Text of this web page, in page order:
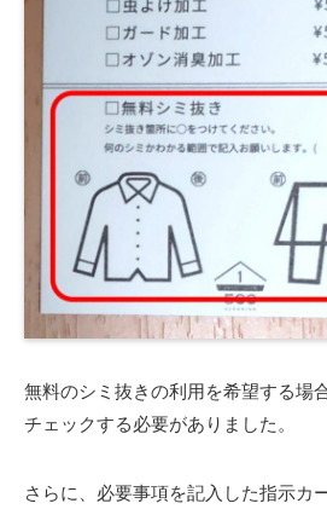
無料のシミ抜きの利用を希望する場
チェックする必要がありました。
さらに、必要事項を記入した指示カ